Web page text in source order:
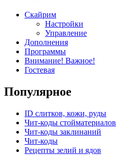
Скайрим
Настройки
Управление
Дополнения
Программы
Внимание! Важное!
Гостевая
Популярное
ID слитков, кожи, руды
Чит-коды стойматериалов
Чит-коды заклинаний
Чит-коды
Рецепты зелий и ядов